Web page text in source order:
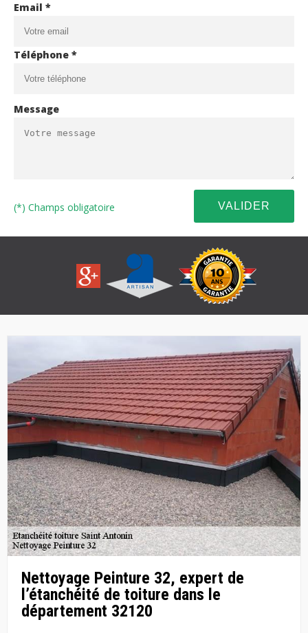
Email *
Téléphone *
Message
(*) Champs obligatoire
Nettoyage Peinture 32, expert de
l’étanchéité de toiture dans le
département 32120